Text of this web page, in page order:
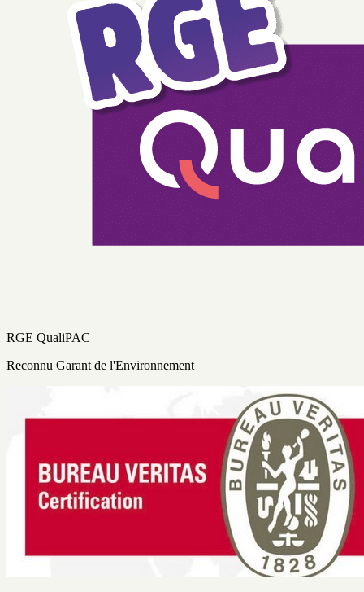
RGE QualiPAC
Reconnu Garant de l'Environnement